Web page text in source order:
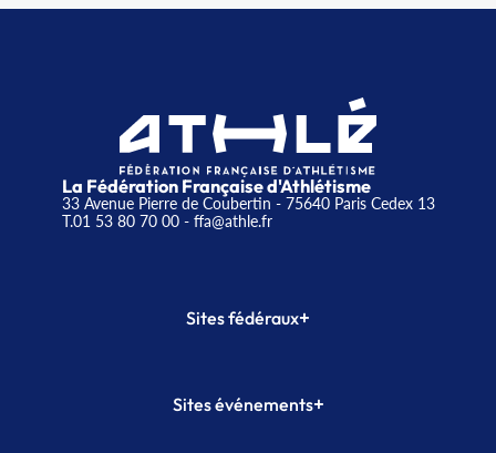
La Fédération Française d'Athlétisme
33 Avenue Pierre de Coubertin - 75640 Paris Cedex 13
T.01 53 80 70 00- ffa@athle.fr
Sites fédéraux+
Plateforme Formation
Sites événements+